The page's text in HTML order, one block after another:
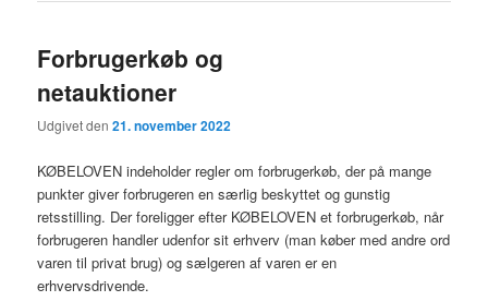
Forbrugerkøb og
netauktioner
Udgivet den21. november 2022
KØBELOVEN indeholder regler om forbrugerkøb, der på mange
punkter giver forbrugeren en særlig beskyttet og gunstig
retsstilling. Der foreligger efter KØBELOVEN et forbrugerkøb, når
forbrugeren handler udenfor sit erhverv (man køber med andre ord
varen til privat brug) og sælgeren af varen er en
erhvervsdrivende.